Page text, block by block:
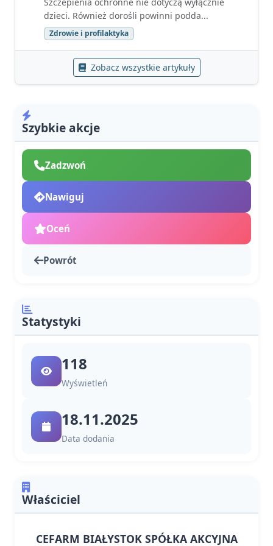
dzieci. Również dorośli powinni podda...
Zdrowie i profilaktyka
Zobacz wszystkie artykuły
Szybkie akcje
Zadzwoń
Nawiguj
Oceń
Powrót
Statystyki
118
Wyświetleń
18.11.2025
Data dodania
Właściciel
CEFARM BIAŁYSTOK SPÓŁKA AKCYJNA